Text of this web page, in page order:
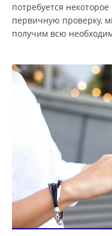
потребуется
первичную проверку,
получим всю